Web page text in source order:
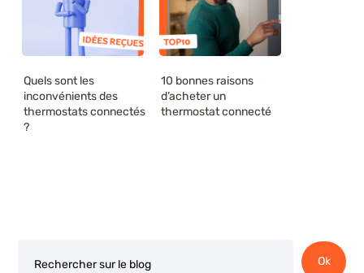
Quels sont les
inconvénients des
thermostats connectés
?
10 bonnes raisons
d’acheter un
thermostat connecté
Ok